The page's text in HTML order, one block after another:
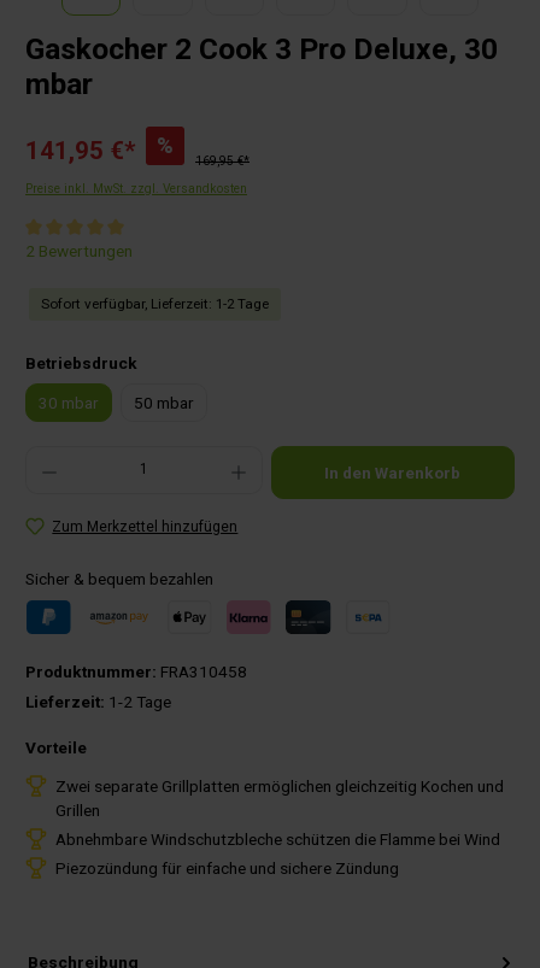
Gaskocher 2 Cook 3 Pro Deluxe, 30
mbar
141,95 €* %
169,95 €*
Preise inkl. MwSt. zzgl. Versandkosten
Durchschnittliche Bewertung von 5 von 5 Sternen
2 Bewertungen
Sofort verfügbar, Lieferzeit: 1-2 Tage
Betriebsdruck
30 mbar 50 mbar
Produkt Anzahl: Gib den gewünschten Wert ein oder benutze die Schaltflächen um die
In den Warenkorb
Zum Merkzettel hinzufügen
Sicher & bequem bezahlen
Produktnummer: FRA310458
Lieferzeit: 1-2 Tage
Vorteile
Zwei separate Grillplatten ermöglichen gleichzeitig Kochen und
Grillen
Abnehmbare Windschutzbleche schützen die Flamme bei Wind
Piezozündung für einfache und sichere Zündung
Beschreibung